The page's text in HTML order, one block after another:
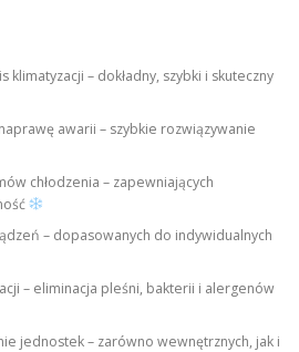
klimatyzacji – dokładny, szybki i skuteczny
awarii – szybkie rozwiązywanie
chłodzenia – zapewniających
– dopasowanych do indywidualnych
– eliminacja pleśni, bakterii i alergenów
jednostek – zarówno wewnętrznych, jak i